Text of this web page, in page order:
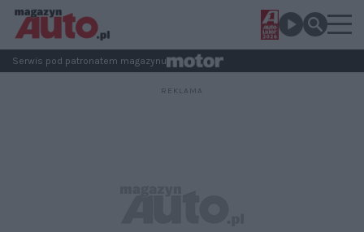
Serwis pod patronatem magazynu